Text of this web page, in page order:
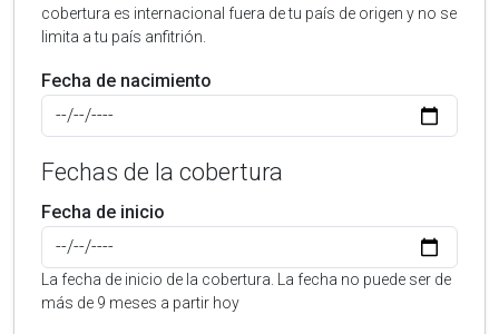
cobertura es internacional fuera de tu país de origen y no se
limita a tu país anfitrión.
Fecha de nacimiento
Fechas de la cobertura
Fecha de inicio
La fecha de inicio de la cobertura. La fecha no puede ser de
más de 9 meses a partir hoy